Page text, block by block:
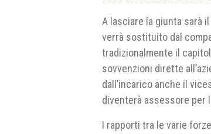
A lasciare la giunta sarà
verrà sostituito dal
tradizionalmente il
sovvenzioni dirette
dall’incarico anche il
diventerà assessore per
I rapporti tra le varie